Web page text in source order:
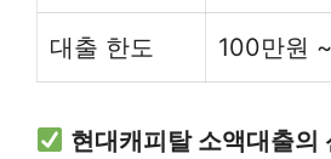
대출 한도 100만원
현대캐피탈 소액대출의